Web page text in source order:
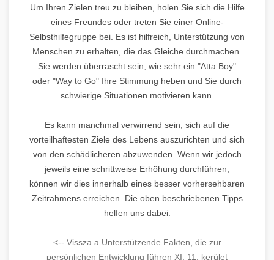
Um Ihren Zielen treu zu bleiben, holen Sie sich die Hilfe
eines Freundes oder treten Sie einer Online-
Selbsthilfegruppe bei. Es ist hilfreich, Unterstützung von
Menschen zu erhalten, die das Gleiche durchmachen.
Sie werden überrascht sein, wie sehr ein "Atta Boy"
oder "Way to Go" Ihre Stimmung heben und Sie durch
schwierige Situationen motivieren kann.
Es kann manchmal verwirrend sein, sich auf die
vorteilhaftesten Ziele des Lebens auszurichten und sich
von den schädlicheren abzuwenden. Wenn wir jedoch
jeweils eine schrittweise Erhöhung durchführen,
können wir dies innerhalb eines besser vorhersehbaren
Zeitrahmens erreichen. Die oben beschriebenen Tipps
helfen uns dabei.
<-- Vissza a Unterstützende Fakten, die zur
persönlichen Entwicklung führen XI. 11. kerület